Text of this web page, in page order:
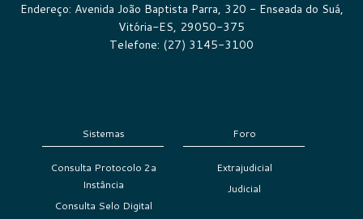
Endereço: Avenida João Baptista Parra, 320 - Enseada do Suá,
Vitória-ES, 29050-375
Telefone: (27) 3145-3100
Sistemas
Consulta Protocolo 2a
Instância
Consulta Selo Digital
Foro
Extrajudicial
Judicial